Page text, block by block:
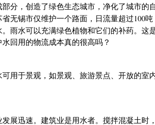
分，创造了绿色生态城市，净化了城市的
无锡市仅维护一个路面，日流量超过100吨
雨水可以充满绿色植物和它们的补药。这
回用的物流成本真的很高吗？
用于景观，如景观、旅游景点、开放的室
展迅速。建筑业是用水者。搅拌混凝土时